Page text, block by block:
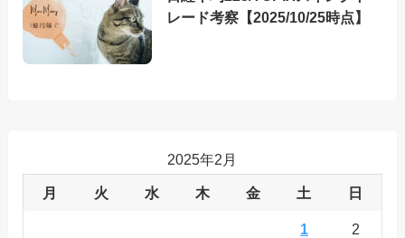
レード考察【2025/10/25時点】
2025年2月
月 火 水 木 金 土 日
1 2